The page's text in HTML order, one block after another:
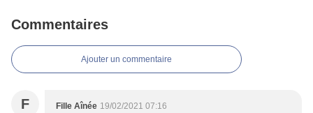
Commentaires
Ajouter un commentaire
F Fille Aînée 19/02/2021 07:16